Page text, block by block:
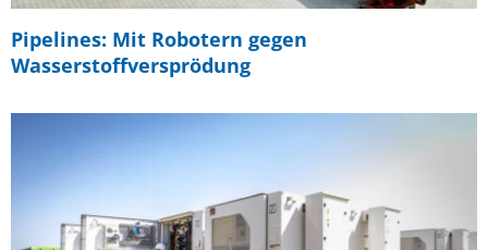
Pipelines: Mit Robotern gegen
Wasserstoffversprödung